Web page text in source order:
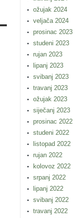
ožujak 2024
veljača 2024
prosinac 2023
studeni 2023
rujan 2023
lipanj 2023
svibanj 2023
travanj 2023
ožujak 2023
siječanj 2023
prosinac 2022
studeni 2022
listopad 2022
rujan 2022
kolovoz 2022
srpanj 2022
lipanj 2022
svibanj 2022
travanj 2022